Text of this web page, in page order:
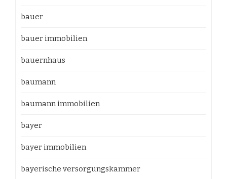
bauer
bauer immobilien
bauernhaus
baumann
baumann immobilien
bayer
bayer immobilien
bayerische versorgungskammer